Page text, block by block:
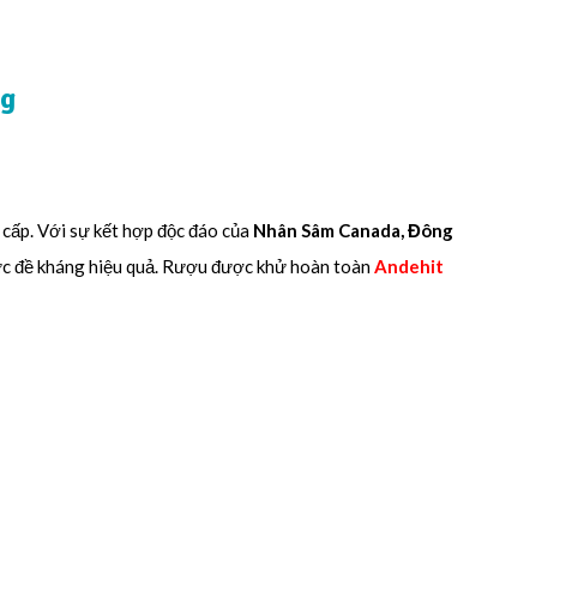
Với sự kết hợp độc đáo của Nhân Sâm Canada, Đông
đề kháng hiệu quả. Rượu được khử hoàn toànAndehit